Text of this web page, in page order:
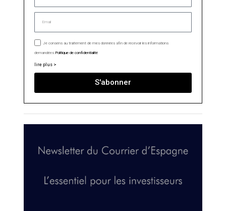
Je consens au traitement de mes données afin de recevoir les informations
demandées.Politique de confidentialité
lire plus >
S'abonner